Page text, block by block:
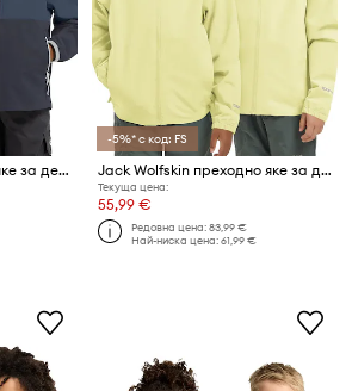
Jack Wolfskin спортно яке за деца SANDBIRD HOODED JKT K
-5%* с код: FS
Jack Wolfskin преходно яке за деца FLAZE JACKET K
Текуща цена:
55,99 €
Редовна цена:83,99 €
Най-ниска цена:61,99 €